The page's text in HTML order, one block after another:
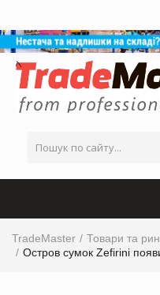
TradeMaster Товари та
Остров сумок Zefirini